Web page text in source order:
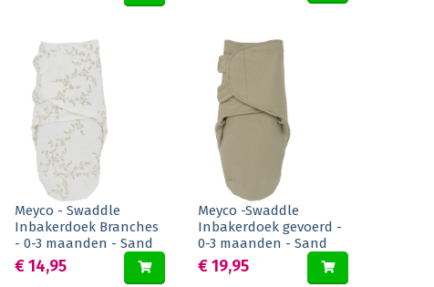
Meyco - Swaddle
Inbakerdoek Branches
- 0-3 maanden - Sand
€ 14,95
Meyco -Swaddle
Inbakerdoek gevoerd -
0-3 maanden - Sand
€ 19,95